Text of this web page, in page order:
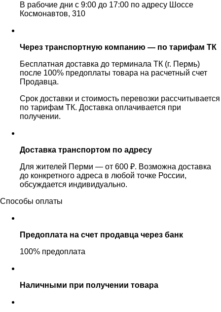
В рабочие дни с 9:00 до 17:00 по адресу Шоссе
Космонавтов, 310
Через транспортную компанию — по тарифам ТК
Бесплатная доставка до терминала ТК (г. Пермь)
после 100% предоплаты товара на расчетный счет
Продавца.
Срок доставки и стоимость перевозки рассчитывается
по тарифам ТК. Доставка оплачивается при
получении.
Доставка транспортом по адресу
Для жителей Перми — от 600 ₽. Возможна доставка
до конкретного адреса в любой точке России,
обсуждается индивидуально.
Способы оплаты
Предоплата на счет продавца через банк
100% предоплата
Наличными при получении товара